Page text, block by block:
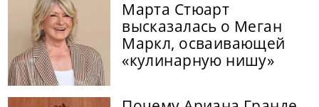
Марта Стюарт
высказалась о Меган
Маркл, осваивающей
«кулинарную нишу»